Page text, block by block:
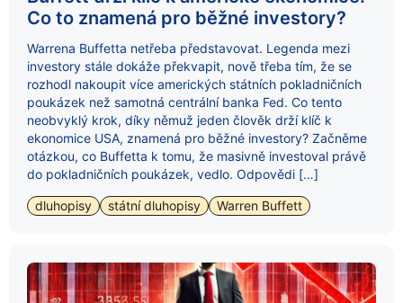
Co to znamená pro běžné investory?
Warrena Buffetta netřeba představovat. Legenda mezi
investory stále dokáže překvapit, nově třeba tím, že se
rozhodl nakoupit více amerických státních pokladničních
poukázek než samotná centrální banka Fed. Co tento
neobvyklý krok, díky němuž jeden člověk drží klíč k
ekonomice USA, znamená pro běžné investory? Začněme
otázkou, co Buffetta k tomu, že masivně investoval právě
do pokladničních poukázek, vedlo. Odpovědi […]
dluhopisy státní dluhopisy Warren Buffett